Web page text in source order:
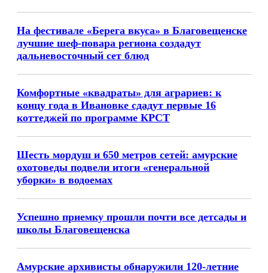
На фестивале «Берега вкуса» в Благовещенске
лучшие шеф-повара региона создадут
дальневосточный сет блюд
Комфортные «квадраты» для аграриев: к
концу года в Ивановке сдадут первые 16
коттеджей по программе КРСТ
Шесть мордуш и 650 метров сетей: амурские
охотоведы подвели итоги «генеральной
уборки» в водоемах
Успешно приемку прошли почти все детсады и
школы Благовещенска
Амурские архивисты обнаружили 120-летние